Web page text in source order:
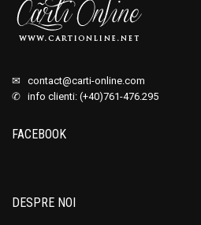
✉ contact@carti-online.com
✆ info clienti: (+40)761-476.295
FACEBOOK
DESPRE NOI